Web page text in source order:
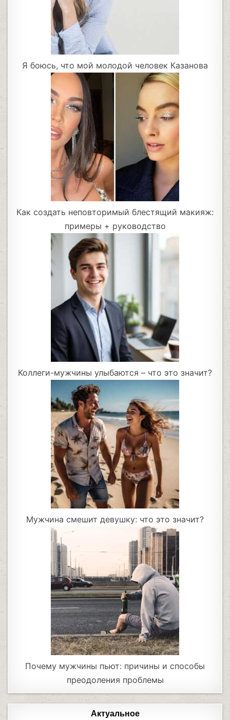
Я боюсь, что мой молодой человек Казанова
Как создать неповторимый блестящий макияж:
примеры + руководство
Коллеги-мужчины улыбаются – что это значит?
Мужчина смешит девушку: что это значит?
Почему мужчины пьют: причины и способы
преодоления проблемы
Актуальное